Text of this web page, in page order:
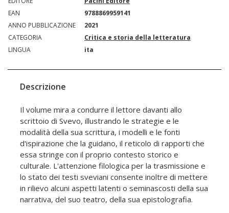
EAN
9788869959141
ANNO PUBBLICAZIONE
2021
CATEGORIA
Critica e storia della letteratura
LINGUA
ita
Descrizione
Il volume mira a condurre il lettore davanti allo
scrittoio di Svevo, illustrando le strategie e le
modalità della sua scrittura, i modelli e le fonti
d'ispirazione che la guidano, il reticolo di rapporti che
essa stringe con il proprio contesto storico e
culturale. L'attenzione filologica per la trasmissione e
lo stato dei testi sveviani consente inoltre di mettere
in rilievo alcuni aspetti latenti o seminascosti della sua
narrativa, del suo teatro, della sua epistolografia.